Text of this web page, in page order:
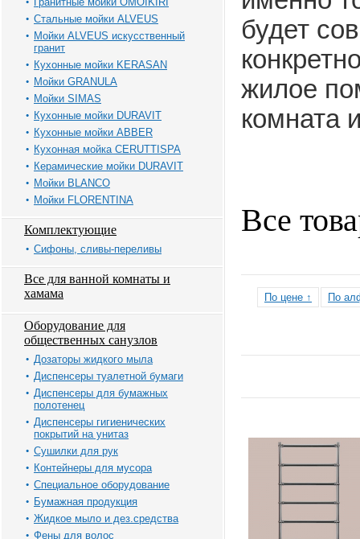
Стальные мойки ALVEUS
Мойки ALVEUS искусственный
гранит
Кухонные мойки KERASAN
Мойки GRANULA
Мойки SIMAS
Кухонные мойки DURAVIT
Кухонные мойки ABBER
Кухонная мойка CERUTTISPA
Керамические мойки DURAVIT
Мойки BLANCO
Мойки FLORENTINA
Комплектующие
Сифоны, сливы-переливы
Все для ванной комнаты и
хамама
Оборудование для
общественных санузлов
Дозаторы жидкого мыла
Диспенсеры туалетной бумаги
Диспенсеры для бумажных
полотенец
Диспенсеры гигиенических
покрытий на унитаз
Сушилки для рук
Контейнеры для мусора
Специальное оборудование
Бумажная продукция
Жидкое мыло и дез.средства
Фены для волос
будет
жилое
комната
Все
По цене ↑ По